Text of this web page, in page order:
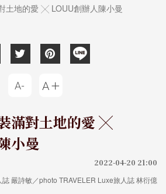
土地的愛 ╳ LOUU創辦人陳小曼
滿對土地的愛 ╳
小曼
2022-04-20 21:00
嚴詩敏／photo TRAVELER Luxe旅人誌 林衍億